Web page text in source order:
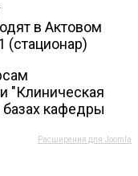
в Актовом
(стационар)
"Клиническая
базах кафедры
Расширения для Joomla